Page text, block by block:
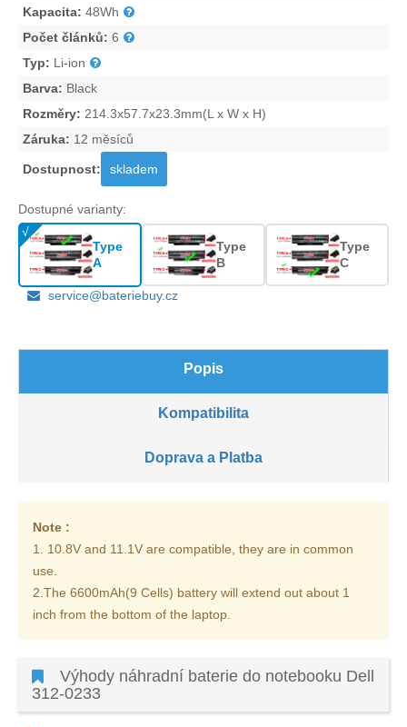
Kapacita: 48Wh
Počet článků: 6
Typ: Li-ion
Barva: Black
Rozměry: 214.3x57.7x23.3mm(L x W x H)
Záruka: 12 měsíců
Dostupnost: skladem
Dostupné varianty:
Type
A
Type
B
Type
C
service@bateriebuy.cz
Popis
Kompatibilita
Doprava a Platba
Note :
1. 10.8V and 11.1V are compatible, they are in common
use.
2.The 6600mAh(9 Cells) battery will extend out about 1
inch from the bottom of the laptop.
Výhody náhradní baterie do notebooku Dell
312-0233